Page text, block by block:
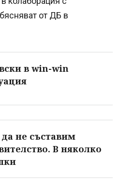
от ДБ в
в win-win
не съставим
В няколко